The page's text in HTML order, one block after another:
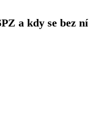
a kdy se bez ní